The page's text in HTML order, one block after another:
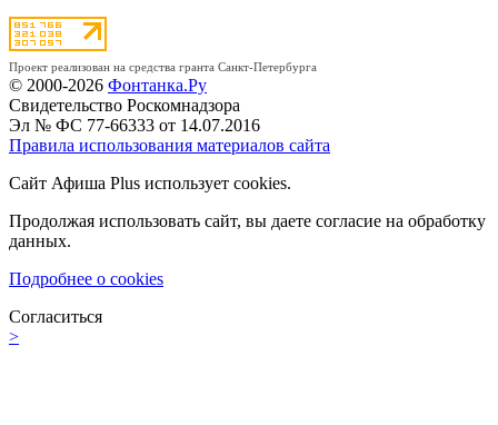
Проект реализован на средства гранта Санкт-Петербурга
© 2000-2026 Фонтанка.Ру
Свидетельство Роскомнадзора
Эл № ФС 77-66333 от 14.07.2016
Правила использования материалов сайта
Сайт Афиша Plus использует cookies.
Продолжая использовать сайт, вы даете согласие на обработку
данных.
Подробнее о cookies
Согласиться
>